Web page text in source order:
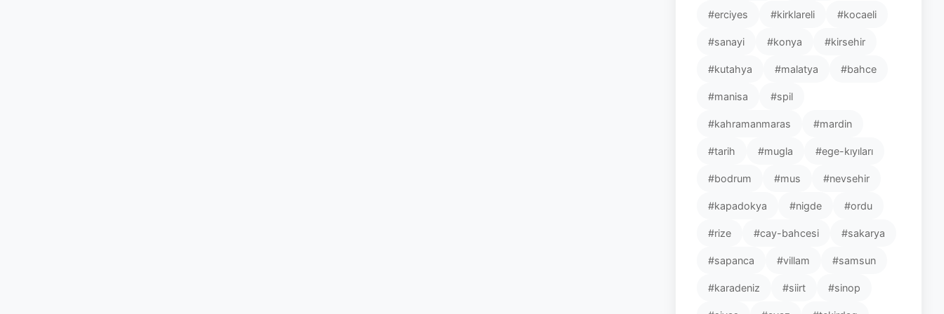
#erciyes #kirklareli #kocaeli
#sanayi #konya #kirsehir
#kutahya #malatya #bahce
#manisa #spil
#kahramanmaras #mardin
#tarih #mugla #ege-kıyıları
#bodrum #mus #nevsehir
#kapadokya #nigde #ordu
#rize #cay-bahcesi #sakarya
#sapanca #villam #samsun
#karadeniz #siirt #sinop